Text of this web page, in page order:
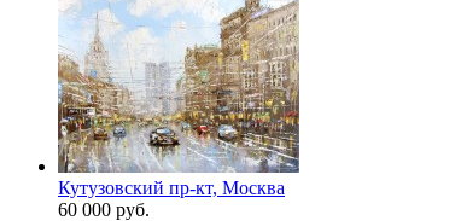
Кутузовский пр-кт, Москва
60 000 руб.